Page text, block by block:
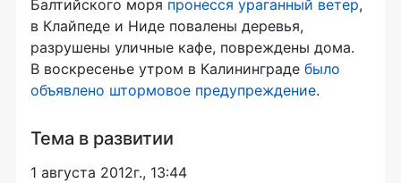
Балтийского моря пронесся ураганный ветер,
в Клайпеде и Ниде повалены деревья,
разрушены уличные кафе, повреждены дома.
В воскресенье утром в Калининграде было
объявлено штормовое предупреждение.
Тема в развитии
1 августа 2012г., 13:44